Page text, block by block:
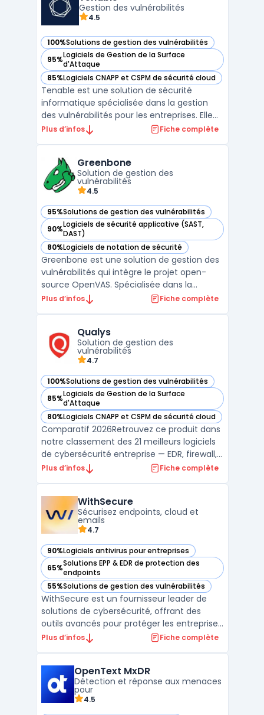
possible en ...Gestion des vulnérabilités
4.5
100%Solutions de gestion des vulnérabilités
— voir Tenable dans cette catégorie
95%Logiciels de Gestion de la Surface
d'Attaque
— voir Tenable dans cette catégorie
85%Logiciels CNAPP et CSPM de sécurité cloud
— voir Tenable dans cette catégorie
Tenable est une solution de sécurité
informatique spécialisée dans la gestion
des vulnérabilités pour les entreprises. Elle
offre des outils permettant de surveiller,
applications.Grâce à une analyse des failles
...
Plus d’infos Fiche complète
Greenbone
Solution de gestion des
vulnérabilités
4.5
95%Solutions de gestion des vulnérabilités
— voir Greenbone dans cette catégorie
90%Logiciels de sécurité applicative (SAST,
DAST)
— voir Greenbone dans cette catégorie
80%Logiciels de notation de sécurité
— voir Greenbone dans cette catégorie
Greenbone est une solution de gestion des
vulnérabilités qui intègre le projet open-
source OpenVAS. Spécialisée dans la
détection et l'analyse des vulnérabilités
sécurité présentes dans leurs
infrastructures IT. ...
Plus d’infos Fiche complète
Qualys
Solution de gestion des
vulnérabilités
4.7
100%Solutions de gestion des vulnérabilités
— voir Qualys dans cette catégorie
85%Logiciels de Gestion de la Surface
d'Attaque
— voir Qualys dans cette catégorie
80%Logiciels CNAPP et CSPM de sécurité cloud
— voir Qualys dans cette catégorie
Comparatif 2026Retrouvez ce produit dans
notre classement des 21 meilleurs logiciels
de cybersécurité entreprise — EDR, firewall,
SIEM, XDR. ...
Plus d’infos Fiche complète
WithSecure
Sécurisez endpoints, cloud et
emails
4.7
90%Logiciels antivirus pour entreprises
— voir WithSecure dans cette catégorie
65%Solutions EPP & EDR de protection des
endpoints
— voir WithSecure dans cette catégorie
55%Solutions de gestion des vulnérabilités
— voir WithSecure dans cette catégorie
WithSecure est un fournisseur leader de
solutions de cybersécurité, offrant des
outils avancés pour protéger les entreprises
contre les cybermenaces modernes. En
propose une suite complète pour sécuriser
les données, les ...
Plus d’infos Fiche complète
OpenText MxDR
Détection et réponse aux menaces
pour
4.5